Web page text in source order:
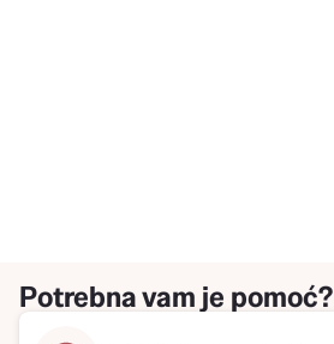
Potrebna vam je pomoć?